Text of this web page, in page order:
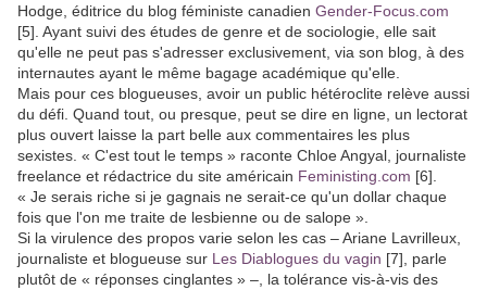
Hodge, éditrice du blog féministe canadien Gender-Focus.com
[5] . Ayant suivi des études de genre et de sociologie, elle sait
qu'elle ne peut pas s'adresser exclusivement, via son blog, à des
internautes ayant le même bagage académique qu'elle.
Mais pour ces blogueuses, avoir un public hétéroclite relève aussi
du défi. Quand tout, ou presque, peut se dire en ligne, un lectorat
plus ouvert laisse la part belle aux commentaires les plus
sexistes. « C'est tout le temps » raconte Chloe Angyal, journaliste
freelance et rédactrice du site américain Feministing.com [6]
« Je serais riche si je gagnais ne serait-ce qu'un dollar chaque
fois que l'on me traite de lesbienne ou de salope ».
Si la virulence des propos varie selon les cas – Ariane Lavrilleux,
journaliste et blogueuse sur Les Diablogues du vagin [7] , parle
plutôt de « réponses cinglantes » –, la tolérance vis-à-vis des